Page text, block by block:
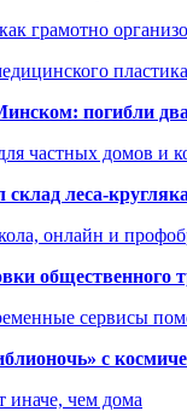
грамотно
погибли
частных домов и
леса-кругляка
онлайн и
общественного
сервисы
с
иначе, чем дома